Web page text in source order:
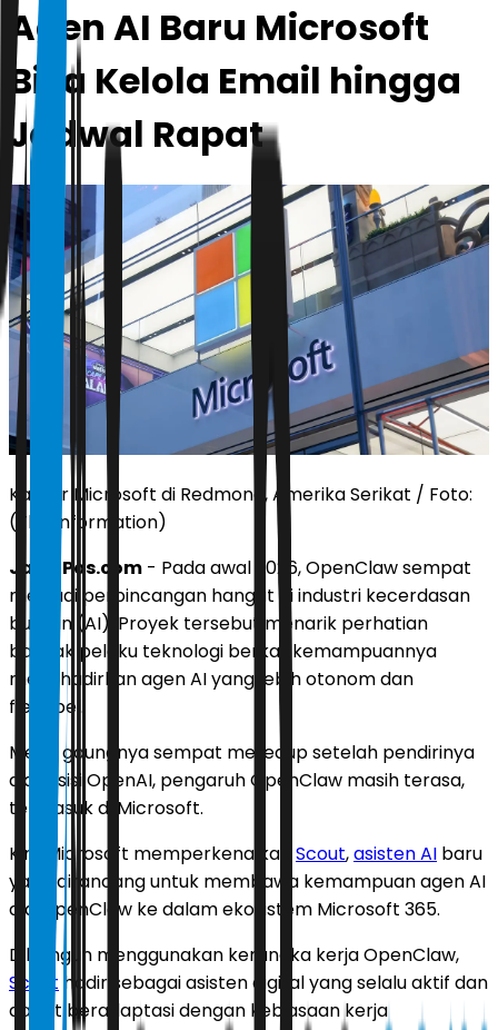
Agen AI Baru Microsoft
Bisa Kelola Email hingga
Jadwal Rapat
Kantor Microsoft di Redmond, Amerika Serikat / Foto:
(The Information)
JawaPos.com - Pada awal 2026, OpenClaw sempat
menjadi perbincangan hangat di industri kecerdasan
buatan (AI). Proyek tersebut menarik perhatian
banyak pelaku teknologi berkat kemampuannya
menghadirkan agen AI yang lebih otonom dan
fleksibel.
Meski gaungnya sempat meredup setelah pendirinya
diakuisisi OpenAI, pengaruh OpenClaw masih terasa,
termasuk di Microsoft.
Kini, Microsoft memperkenalkan Scout,asisten AI baru
yang dirancang untuk membawa kemampuan agen AI
ala OpenClaw ke dalam ekosistem Microsoft 365.
Dibangun menggunakan kerangka kerja OpenClaw,
Scout hadir sebagai asisten digital yang selalu aktif dan
dapat beradaptasi dengan kebiasaan kerja